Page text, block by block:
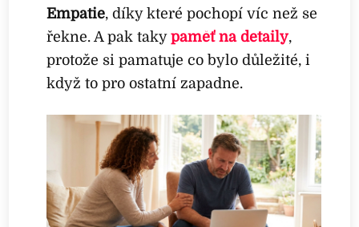
Empatie, díky které pochopí víc než se
řekne. A pak takypaměť na detaily,
protože si pamatuje co bylo důležité, i
když to pro ostatní zapadne.